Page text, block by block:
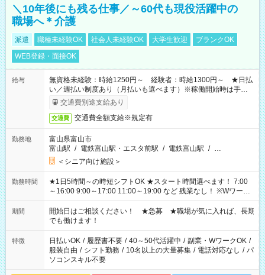
＼10年後にも残る仕事／～60代も現役活躍中の
職場へ＊介護
派遣 職種未経験OK 社会人未経験OK 大学生歓迎
ブランクOK
WEB登録・面接OK
給与
無資格未経験：時給1250円～ 経験者：時給1300円～ ★日払
い／週払い制度あり（月払いも選べます）※稼働開始時は手続き
完了次第のお支払いとなります。
交通費別途支給あり
交通費 交通費全額支給※規定有
勤務地
富山県富山市
富山駅 / 電鉄富山駅・エスタ前駅 / 電鉄富山駅 / …
＜シニア向け施設＞
勤務時間
★1日5時間～の時短シフトOK ★スタート時間選べます！ 7:00
～16:00 9:00～17:00 11:00～19:00 など 残業なし！ ※Wワーク
の場合、他のお仕事と合わせ週40時間超の就業はご案内できま
せん ※法令に基づき、週20時間以上勤務は社会保険への加入対
象となります ※労働者派遣法（日雇い派遣の原則禁止）によ
り、短時間・短期間の就業はご案内が難しい場合があります
期間
開始日はご相談ください！ ★急募 ★職場が気に入れば、長期
でも働けます！
特徴 日払いOK / 履歴書不要 / 40～50代活躍中 / 副業・WワークOK /
服装自由 / シフト勤務 / 10名以上の大量募集 / 電話対応なし / パ
ソコンスキル不要